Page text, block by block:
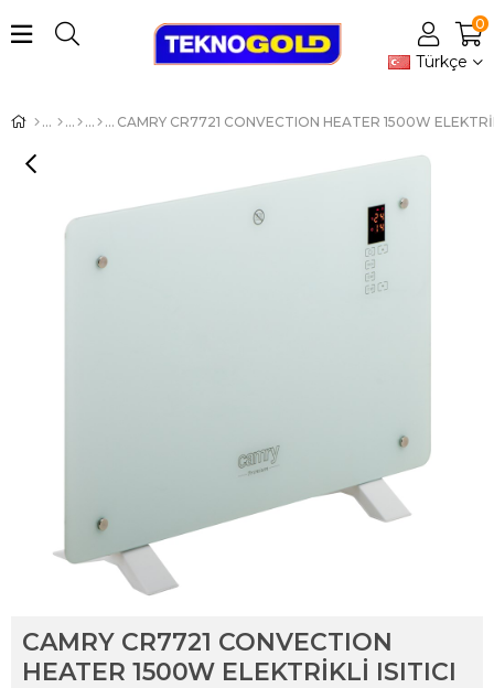
Türkçe
0
CAMRY CR7721 CONVECTION HEATER 1500W
CAMRY CR7721 CONVECTION
HEATER 1500W ELEKTRİKLİ ISITICI